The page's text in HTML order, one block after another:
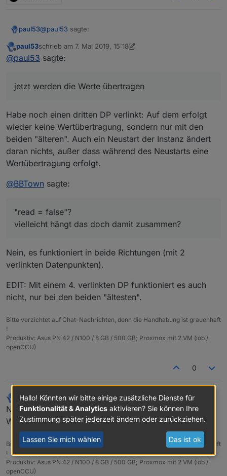
paul53@paul53 sagte:
Eine Änderung des Wertes im verlinkten
werden die Werte übertragen
Offline
paul53schrieb am 7. Mai 2019, 15:18
zuletzt editiert von paul53 5. Juli 2019, 17:44
@paul53 sagte:
jetzt werden die Werte übertragen
Habe noch einen dritten DP verlinkt: Auf dem erfolgt
wieder keine Wertübertragung, sondern nur mit den
beiden "älteren". Auch ein Neustart der Instanz ändert
daran nichts, außer dass während des Neustarts eine
Wertübertragung erfolgt.
@BBTown sagte:
"read = false"?
vielleicht hängt das doch damit zusammen?
Nein, es funktioniert in beide Richtungen (mit 2
verlinkten Datenpunkten).
EDIT: Mit einem 4. verlinkten DP funktioniert es auch
nicht, nur bei den beiden "ältesten".
Bitte verzichtet auf Chat-Nachrichten, denn die Handhabung ist grauenhaft
!
Produktiv: Asus PN 42 / N100 / 8 GB / 500 GB; Proxmox mit 2 VM (iob /
openCCU)
0
Offline
paul53 schrieb am7. Mai 2019, 16:15
zuletzt editiert von
Nach einem ioBroker-Neustart funktioniert die
Wertübertragung mit allen 4 verlinkten Datenpunkten.
Bitte verzichtet auf Chat-Nachrichten, denn die Handhabung ist grauenhaft
!
Produktiv: Asus PN 42 / N100 / 8 GB / 500 GB; Proxmox mit 2 VM (iob /
openCCU)
Hallo! Könnten wir bitte einige zusätzliche Dienste für
Funktionalität & Analytics aktivieren? Sie können Ihre
Zustimmung später jederzeit ändern oder zurückziehen.
Lassen Sie mich wählen Das ist ok